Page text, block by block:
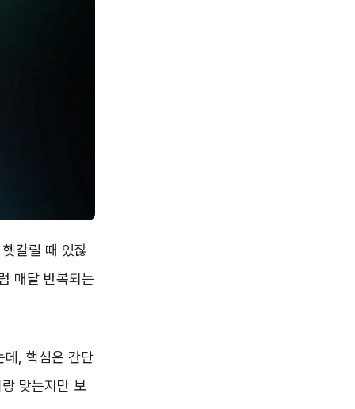
갈릴 때 있잖
매달 반복되는
데, 핵심은 간단
맞는지만 보